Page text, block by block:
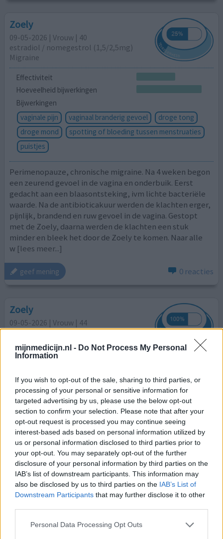
mijnmedicijn.nl - Do Not Process My Personal
Information
If you wish to opt-out of the sale, sharing to third parties, or
processing of your personal or sensitive information for
targeted advertising by us, please use the below opt-out
section to confirm your selection. Please note that after your
opt-out request is processed you may continue seeing
interest-based ads based on personal information utilized by
us or personal information disclosed to third parties prior to
your opt-out. You may separately opt-out of the further
disclosure of your personal information by third parties on the
IAB’s list of downstream participants. This information may
also be disclosed by us to third parties on the IAB’s List of
Downstream Participants that may further disclose it to other
Personal Data Processing Opt Outs
Zoely
09-05-2026 | Vrouw | 40
estradiol / nomegestrol (1,5/2,5mg)
Migraine
Effectiviteit
Hoeveelheid bijwerkingen
Bijwerkingen
vaginale pijn
vaginaal branderig gevoel
droge tong
droge mond
spotting of bloeding tussen menstruaties
puistjes
Perimenopauze, chronische migraine. Na 4 weken begon
een zeurend gevoel in de vagina en onderbuik. Eerst
gedacht aan een blaasontsteking, ivm lichte bacteriële
waarde. Na de antibioticakuur werden de klachten erger,
pijnlijk, brandend en ruw gevoel in de vagina. Gestopt
met de Zoely, daarna werden de klachten een stuk
minder en bleek het door de Zoely te komen. Naar alle
w [lees meer...]
geef mening 0 reacties
Zoely
09-05-2026 | Vrouw | 44
estradiol / nomegestrol (1,5/2,5mg)
Overgang
Hoeveelheid bijwerkingen
Vanwege heftige menstruatieklachten in de
perimenopauze gestart met Zoely. Eerste 2-3 maanden
wel last gehad van buikpijn, hoofdpijn en spotting, maar
dit werd gaandeweg minder en mijn menstruatieklachten
zijn weg. Inmiddels een minimale menstruatie. Tevens is
mijn nachtrust verbeterd, mijn huid zuiverder en blijf ik
weer makkelijker op gewicht. Ik ben zeer tevreden.
geef mening 0 reacties
Zoely